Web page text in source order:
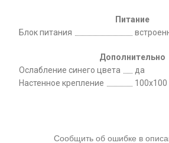
Питание
Блок питания
Дополнительно
Ослабление синего цвета
да
Настенное крепление
Сообщить об ошибке в